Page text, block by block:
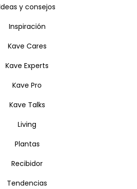
y consejos
Inspiración
Kave Cares
Kave Experts
Kave Pro
Kave Talks
Living
Plantas
Recibidor
Tendencias